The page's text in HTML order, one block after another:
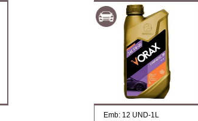
Emb: 12 UND-1L